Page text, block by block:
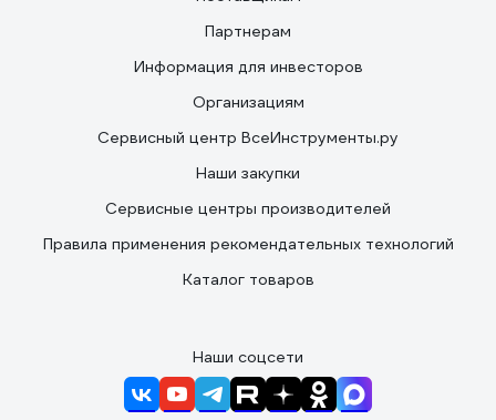
Партнерам
Информация для инвесторов
Организациям
Сервисный центр ВсеИнструменты.ру
Наши закупки
Сервисные центры производителей
Правила применения рекомендательных технологий
Каталог товаров
Наши соцсети